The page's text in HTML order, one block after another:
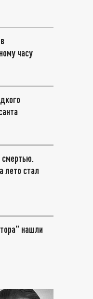
часу
смертью.
лето стал
нашли